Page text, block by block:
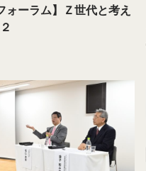
ォーラム】Ｚ世代と考え